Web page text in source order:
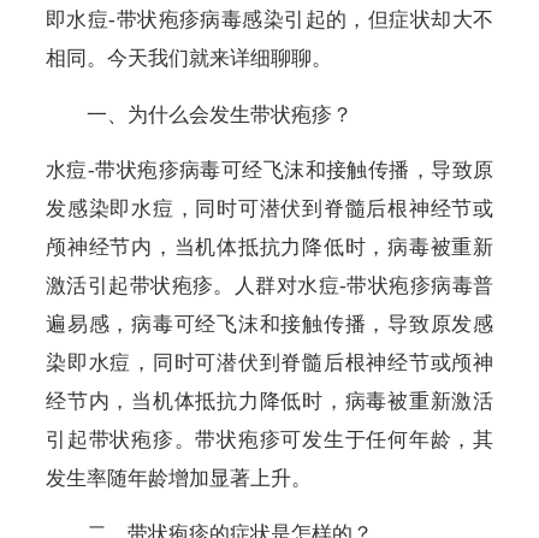
即水痘-带状疱疹病毒感染引起的，但症状却大不
相同。今天我们就来详细聊聊。
一、为什么会发生带状疱疹？
水痘-带状疱疹病毒可经飞沫和接触传播，导致原
发感染即水痘，同时可潜伏到脊髓后根神经节或
颅神经节内，当机体抵抗力降低时，病毒被重新
激活引起带状疱疹。人群对水痘-带状疱疹病毒普
遍易感，病毒可经飞沫和接触传播，导致原发感
染即水痘，同时可潜伏到脊髓后根神经节或颅神
经节内，当机体抵抗力降低时，病毒被重新激活
引起带状疱疹。带状疱疹可发生于任何年龄，其
发生率随年龄增加显著上升。